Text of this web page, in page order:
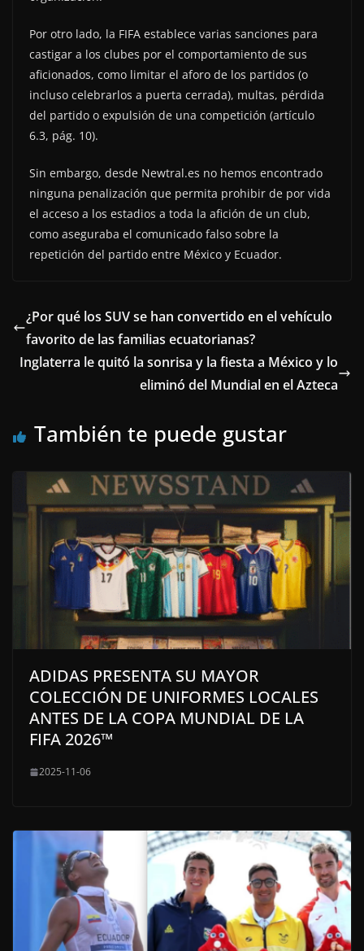
Por otro lado, la FIFA establece varias sanciones para
castigar a los clubes por el comportamiento de sus
aficionados, como limitar el aforo de los partidos (o
incluso celebrarlos a puerta cerrada), multas, pérdida
del partido o expulsión de una competición (artículo
6.3, pág. 10).
Sin embargo, desde Newtral.es no hemos encontrado
ninguna penalización que permita prohibir de por vida
el acceso a los estadios a toda la afición de un club,
como aseguraba el comunicado falso sobre la
repetición del partido entre México y Ecuador.
¿Por qué los SUV se han convertido en el vehículo
favorito de las familias ecuatorianas?
Inglaterra le quitó la sonrisa y la fiesta a México y lo
eliminó del Mundial en el Azteca
También te puede gustar
ADIDAS PRESENTA SU MAYOR
COLECCIÓN DE UNIFORMES LOCALES
ANTES DE LA COPA MUNDIAL DE LA
FIFA 2026™
2025-11-06